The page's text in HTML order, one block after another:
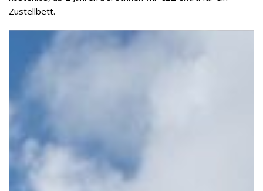
Zustellbett.